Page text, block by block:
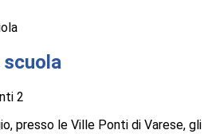
scuola
presso le Ville Ponti di Varese, gli